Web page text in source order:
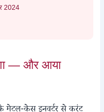
2024
— और आया